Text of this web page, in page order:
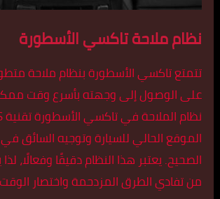
نظام ملاحة تاكسي الأسطورة
تتمتع تاكسي الأسطورة بنظام ملاحة
على الوصول إلى وجهته بأسرع وقت
الموقع الحالي للسيارة وتوجيه السائق
الصحيح. يعتبر هذا النظام دقيقًا وفعالًا،
من تفادي الطرق المزدحمة واختصار